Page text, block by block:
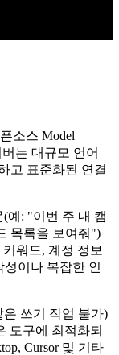
소스 Model
는 대규모 언어
고 표준화된 연결
예: "이번 주 내 캠
목록을 보여줘")
워드, 계정 정보
이나 복잡한 인
쓰기 작업 불가)
도구에 최적화되
Cursor 및 기타